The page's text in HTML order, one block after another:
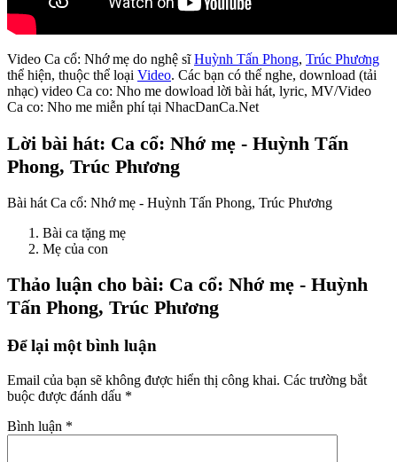
Video Ca cổ: Nhớ mẹ do nghệ sĩHuỳnh Tấn Phong, Trúc Phương
thể hiện, thuộc thể loại Video. Các bạn có thể nghe, download (tải
nhạc) video Ca co: Nho me dowload lời bài hát, lyric, MV/Video
Ca co: Nho me miễn phí tại NhacDanCa.Net
Lời bài hát: Ca cổ: Nhớ mẹ - Huỳnh Tấn
Phong, Trúc Phương
Bài hát Ca cổ: Nhớ mẹ - Huỳnh Tấn Phong, Trúc Phương
Bài ca tặng mẹ
Mẹ của con
Thảo luận cho bài: Ca cổ: Nhớ mẹ - Huỳnh
Tấn Phong, Trúc Phương
Để lại một bình luận
Email của bạn sẽ không được hiển thị công khai. Các trường bắt
buộc được đánh dấu *
Bình luận *